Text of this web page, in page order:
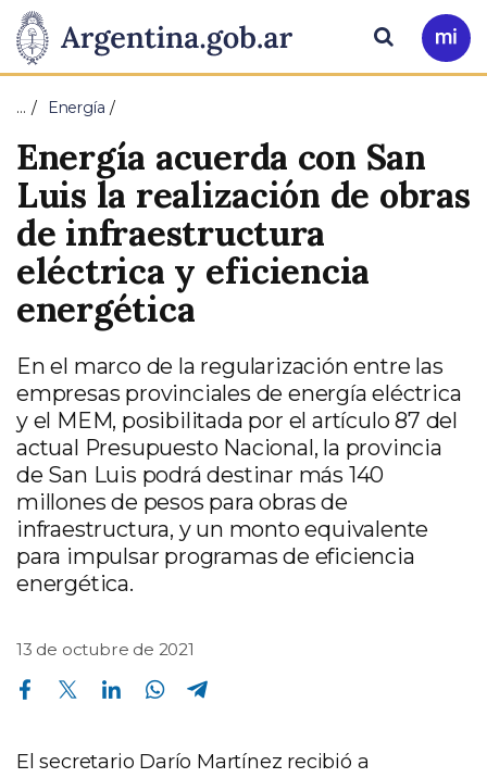
Presidencia
de
la
Nación
Pasar al contenido principal
Ir
a
Buscar
… Energía
Energía acuerda con San
Luis la realización de obras
de infraestructura
eléctrica y eficiencia
energética
En el marco de la regularización entre las
empresas provinciales de energía eléctrica
y el MEM, posibilitada por el artículo 87 del
actual Presupuesto Nacional, la provincia
de San Luis podrá destinar más 140
millones de pesos para obras de
infraestructura, y un monto equivalente
para impulsar programas de eficiencia
energética.
13 de octubre de 2021
Compartir en Facebook Compartir en Twitter Compartir en Linkedin Compartir en Whatsapp
El secretario Darío Martínez recibió a